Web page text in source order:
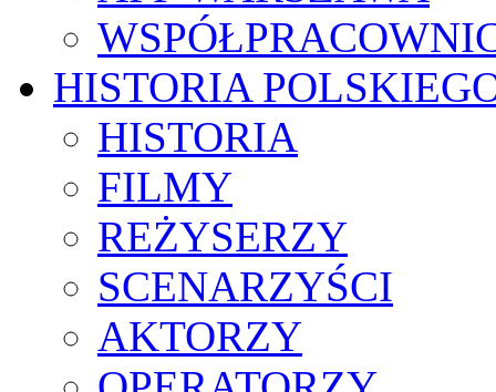
HISTORIA
HISTORIA
FILMY
REŻYSERZY
SCENARZYŚCI
AKTORZY